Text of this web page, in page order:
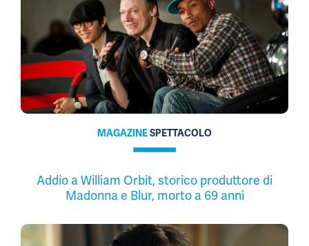
MAGAZINESPETTACOLO
Addio a William Orbit, storico produttore di
Madonna e Blur, morto a 69 anni